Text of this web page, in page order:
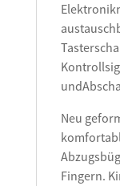
Neu
Fingern.